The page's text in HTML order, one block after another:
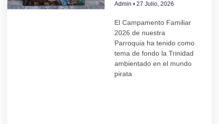
Admin 27 Julio, 2026
El Campamento Familiar
2026 de nuestra
Parroquia ha tenido como
tema de fondo la Trinidad
ambientado en el mundo
pirata